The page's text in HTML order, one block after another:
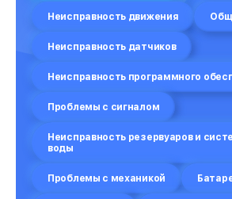
Чистка механизмов от пыли
Комплексная чистка
Замена фильтра
Устранение ошибок
Настройка
Неисправность движения
Неисправность датчиков
Неисправность программного
Проблемы с сигналом
Неисправность резервуаров и
воды
Проблемы с механикой